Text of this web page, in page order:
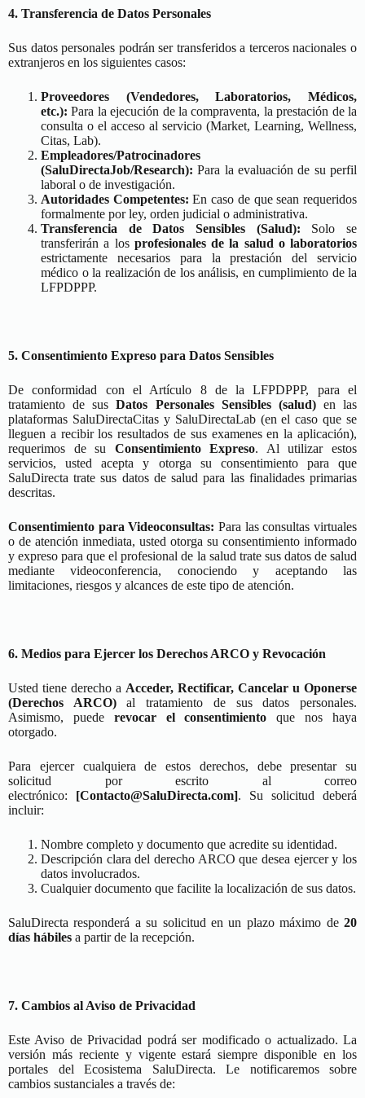
4. Transferencia de Datos Personales
Sus datos personales podrán ser transferidos a terceros nacionales o
extranjeros en los siguientes casos:
Proveedores (Vendedores, Laboratorios, Médicos,
etc.): Para la ejecución de la compraventa, la prestación de la
consulta o el acceso al servicio (Market, Learning, Wellness,
Citas, Lab).
Empleadores/Patrocinadores
(SaluDirectaJob/Research): Para la evaluación de su perfil
laboral o de investigación.
Autoridades Competentes: En caso de que sean requeridos
formalmente por ley, orden judicial o administrativa.
Transferencia de Datos Sensibles (Salud): Solo se
transferirán a los profesionales de la salud o laboratorios
estrictamente necesarios para la prestación del servicio
médico o la realización de los análisis, en cumplimiento de la
LFPDPPP.
5. Consentimiento Expreso para Datos Sensibles
De conformidad con el Artículo 8 de la LFPDPPP, para el
tratamiento de susDatos Personales Sensibles (salud)en las
plataformas SaluDirectaCitas y SaluDirectaLab (en el caso que se
lleguen a recibir los resultados de sus examenes en la aplicación),
requerimos de su Consentimiento Expreso. Al utilizar estos
servicios, usted acepta y otorga su consentimiento para que
SaluDirecta trate sus datos de salud para las finalidades primarias
descritas.
Consentimiento para Videoconsultas: Para las consultas virtuales
o de atención inmediata, usted otorga su consentimiento informado
y expreso para que el profesional de la salud trate sus datos de salud
mediante videoconferencia, conociendo y aceptando las
limitaciones, riesgos y alcances de este tipo de atención.
6. Medios para Ejercer los Derechos ARCO y Revocación
Usted tiene derecho a Acceder, Rectificar, Cancelar u Oponerse
(Derechos ARCO)al tratamiento de sus datos personales.
Asimismo, puede revocar el consentimiento que nos haya
otorgado.
Para ejercer cualquiera de estos derechos, debe presentar su
solicitud por escrito al correo
electrónico: [Contacto@SaluDirecta.com]. Su solicitud deberá
incluir:
Nombre completo y documento que acredite su identidad.
Descripción clara del derecho ARCO que desea ejercer y los
datos involucrados.
Cualquier documento que facilite la localización de sus datos.
SaluDirecta responderá a su solicitud en un plazo máximo de 20
días hábiles a partir de la recepción.
7. Cambios al Aviso de Privacidad
Este Aviso de Privacidad podrá ser modificado o actualizado. La
versión más reciente y vigente estará siempre disponible en los
portales del Ecosistema SaluDirecta. Le notificaremos sobre
cambios sustanciales a través de: